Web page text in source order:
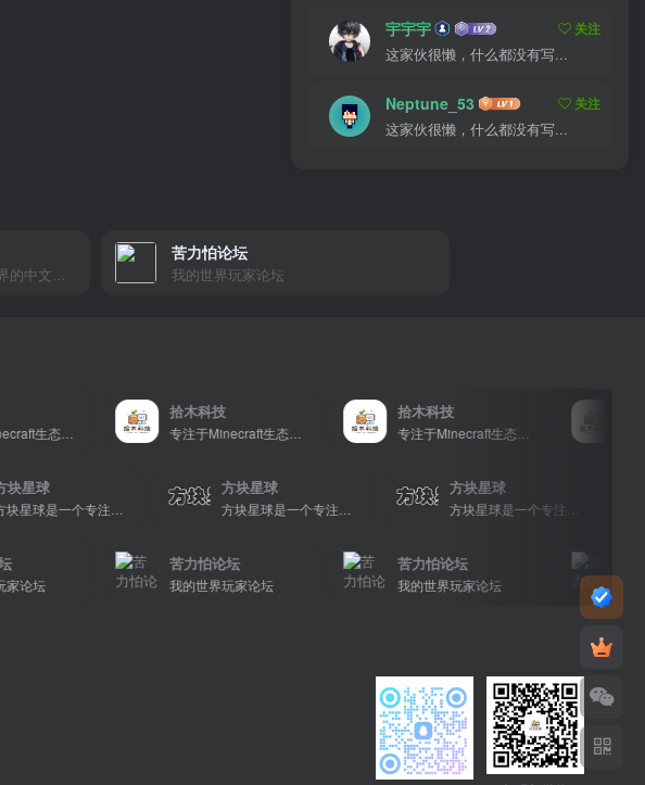
宇宇宇
关注
这家伙很懒，什么都没有写...
Neptune_53
关注
这家伙很懒，什么都没有写...
方块星球是一个专注于我的世界的中文论坛，提供丰富的资源分享、玩家交流和创意展示，包括地图、皮肤、数据包等内容，打造Minecraft玩家的专属社区乐园！
苦力怕论坛
我的世界玩家论坛
专注于Minecraft生态建设
拾木科技
专注于Minecraft生态建设
拾木科技
专注于Minecraft生态建设
方块星球
方块星球是一个专注于我的世界的中文论坛，提供丰富的资源分享、玩家交流和创意展示，包括地图、皮肤、数据包等内容，打造Minecraft玩家的专属社区乐园！
方块星球
方块星球是一个专注于我的世界的中文论坛，提供丰富的资源分享、玩家交流和创意展示，包括地图、皮肤、数据包等内容，打造Minecraft玩家的专属社区乐园！
方块星球
苦力怕论坛
我的世界玩家论坛
苦力怕论坛
我的世界玩家论坛
苦力怕论
我的世界